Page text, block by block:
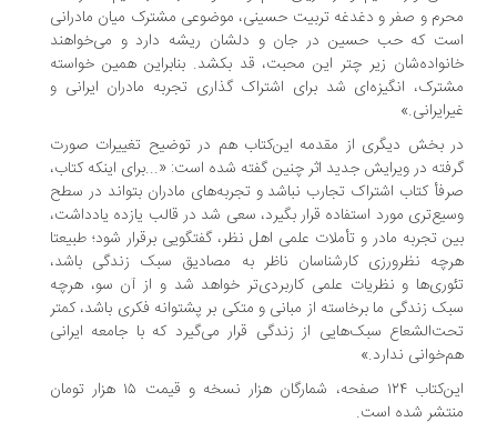
محرم و صفر و دغدغه تربیت حسینی، موضوعی مشترک میان مادرانی
است که حب حسین در جان و دلشان ریشه دارد و می‌خواهند
خانواده‌شان زیر چتر این محبت، قد بکشد. بنابراین همین خواسته
مشترک، انگیزه‌ای شد برای اشتراک گذاری تجربه مادران ایرانی و
غیرایرانی.»
در بخش دیگری از مقدمه این‌کتاب هم در توضیح تغییرات صورت
گرفته در ویرایش جدید اثر چنین گفته شده است: «...برای اینکه کتاب،
صرفأ کتاب اشتراک تجارب نباشد و تجربه‌های مادران بتواند در سطح
وسیع‌تری مورد استفاده قرار بگیرد، سعی شد در قالب یازده یادداشت،
بین تجربه مادر و تأملات علمی اهل نظر، گفتگویی برقرار شود؛ طبیعتا
هرچه نظرورزی کارشناسان ناظر به مصادیق سبک زندگی باشد،
تئوری‌ها و نظریات علمی کاربردی‌تر خواهد شد و از آن سو، هرچه
سبک زندگی ما برخاسته از مبانی و متکی بر پشتوانه فکری باشد، کمتر
تحت‌الشعاع سبک‌هایی از زندگی قرار می‌گیرد که با جامعه ایرانی
هم‌خوانی ندارد.»
این‌کتاب ۱۲۴ صفحه، شمارگان هزار نسخه و قیمت ۱۵ هزار تومان
منتشر شده است.